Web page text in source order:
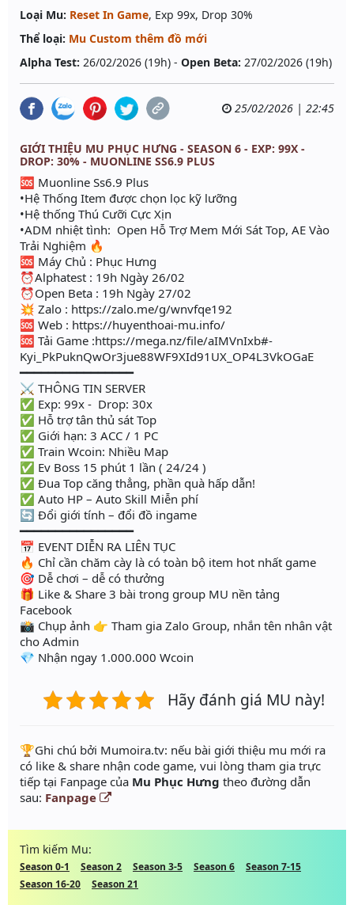
Loại Mu: Reset In Game, Exp 99x, Drop 30%
Thể loại: Mu Custom thêm đồ mới
Alpha Test: 26/02/2026 (19h) - Open Beta: 27/02/2026 (19h)
25/02/2026 | 22:45
GIỚI THIỆU MU PHỤC HƯNG - SEASON 6 - EXP: 99X -
DROP: 30% - MUONLINE SS6.9 PLUS
🆘 Muonline Ss6.9 Plus
•Hệ Thống Item được chọn lọc kỹ lưỡng
•Hệ thống Thú Cưỡi Cực Xịn
•ADM nhiệt tình: Open Hỗ Trợ Mem Mới Sát Top, AE Vào
Trải Nghiệm 🔥
🆘 Máy Chủ : Phục Hưng
⏰Alphatest : 19h Ngày 26/02
⏰Open Beta : 19h Ngày 27/02
💥 Zalo : https://zalo.me/g/wnvfqe192
🆘 Web : https://huyenthoai-mu.info/
🆘 Tải Game :https://mega.nz/file/aIMVnIxb#-
Kyi_PkPuknQwOr3jue88WF9XId91UX_OP4L3VkOGaE
━━━━━━━━━━━━━━━━
⚔️ THÔNG TIN SERVER
✅ Exp: 99x - Drop: 30x
✅ Hỗ trợ tân thủ sát Top
✅ Giới hạn: 3 ACC / 1 PC
✅ Train Wcoin: Nhiều Map
✅ Ev Boss 15 phút 1 lần ( 24/24 )
✅ Đua Top căng thẳng, phần quà hấp dẫn!
✅ Auto HP – Auto Skill Miễn phí
🔄 Đổi giới tính – đổi đồ ingame
━━━━━━━━━━━━━━━━
📅 EVENT DIỄN RA LIÊN TỤC
🔥 Chỉ cần chăm cày là có toàn bộ item hot nhất game
🎯 Dễ chơi – dễ có thưởng
🎁 Like & Share 3 bài trong group MU nền tảng
Facebook
📸 Chụp ảnh 👉 Tham gia Zalo Group, nhắn tên nhân vật
cho Admin
💎 Nhận ngay 1.000.000 Wcoin
Hãy đánh giá MU này!
️🏆Ghi chú bởi Mumoira.tv: nếu bài giới thiệu mu mới ra
có like & share nhận code game, vui lòng tham gia trực
tiếp tại Fanpage của Mu Phục Hưng theo đường dẫn
sau: Fanpage
Tìm kiếm Mu:
Season 0-1 Season 2 Season 3-5 Season 6
Season 7-15
Season 16-20
Season 21